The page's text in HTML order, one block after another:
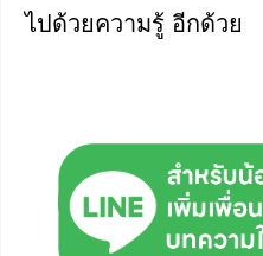
ไปด้วยความรู้ อีกด้วย